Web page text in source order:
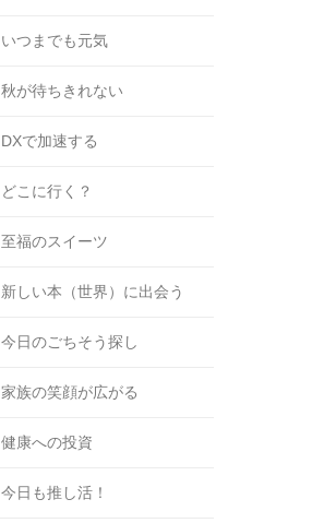
いつまでも元気
秋が待ちきれない
DXで加速する
どこに行く？
至福のスイーツ
新しい本（世界）に出会う
今日のごちそう探し
家族の笑顔が広がる
健康への投資
今日も推し活！